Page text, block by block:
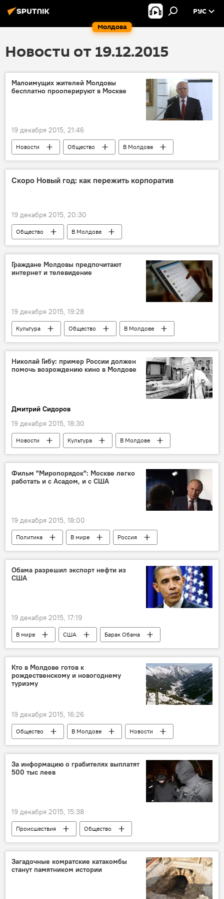
Молдова
РУС
Новости от 19.12.2015
Малоимущих жителей Молдовы
бесплатно прооперируют в Москве
19 декабря 2015, 21:46
Новости Общество
В Молдове
Россия
Республика Молдова
Фарит Мухаметшин
Скоро Новый год: как пережить корпоратив
19 декабря 2015, 20:30
Общество В Молдове
Граждане Молдовы предпочитают
интернет и телевидение
19 декабря 2015, 19:28
Культура Общество
В Молдове
Кишинев
Республика Молдова
Николай Гибу: пример России должен
помочь возрождению кино в Молдове
Дмитрий Сидоров
19 декабря 2015, 18:30
Новости Культура
В Молдове
Россия
Республика Молдова
Николай Гибу
кино
Фильм "Миропорядок": Москве легко
работать и с Асадом, и с США
19 декабря 2015, 18:00
Политика В мире
Россия
Владимир Путин
сирийское урегулирование
Обама разрешил экспорт нефти из
США
19 декабря 2015, 17:19
В мире США
Барак Обама
мировые цены на нефть
Кто в Молдове готов к
рождественскому и новогоднему
туризму
19 декабря 2015, 16:26
Общество В Молдове
Новости
Республика Молдова
Юрий Кротенко
За информацию о грабителях выплатят
500 тыс леев
19 декабря 2015, 15:38
Происшествия
Общество
В Молдове
Республика Молдова
Загадочные комратские катакомбы
станут памятником истории